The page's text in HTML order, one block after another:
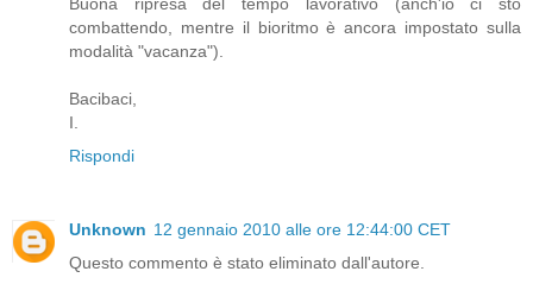
combattendo, mentre il bioritmo è ancora impostato sulla
modalità "vacanza").
Bacibaci,
I.
Rispondi
Unknown 12 gennaio 2010 alle ore 12:44:00 CET
Questo commento è stato eliminato dall'autore.